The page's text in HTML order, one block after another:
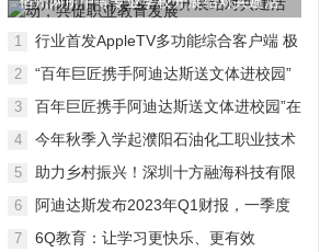
动，共促职业教育发展
1
行业首发AppleTV多功能综合客户端 极
2
“百年巨匠携手阿迪达斯送文体进校园”
3
百年巨匠携手阿迪达斯送文体进校园”在
4
今年秋季入学起濮阳石油化工职业技术
石化“中原铁军”打造
5
助力乡村振兴！深圳十方融海科技有限
6
阿迪达斯发布2023年Q1财报，一季度
7 6Q教育：让学习更快乐、更有效